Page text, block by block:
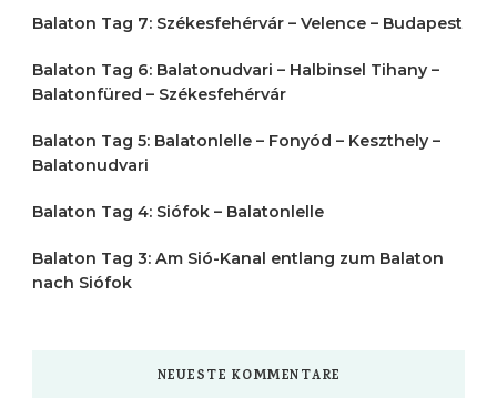
Balaton Tag 7: Székesfehérvár – Velence – Budapest
Balaton Tag 6: Balatonudvari – Halbinsel Tihany –
Balatonfüred – Székesfehérvár
Balaton Tag 5: Balatonlelle – Fonyód – Keszthely –
Balatonudvari
Balaton Tag 4: Siófok – Balatonlelle
Balaton Tag 3: Am Sió-Kanal entlang zum Balaton
nach Siófok
NEUESTE KOMMENTARE